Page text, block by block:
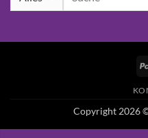
Copyright 2026